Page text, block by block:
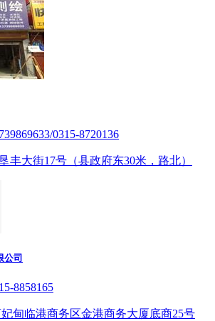
0315-8720136
丰大街17号（县政府东30米，路北）
公司
8858165
甸临港商务区金港商务大厦底商25号